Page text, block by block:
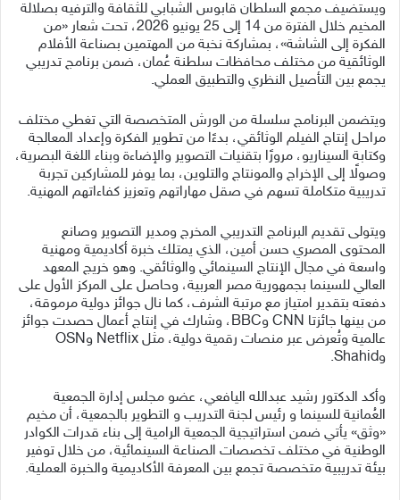
ويستضيف مجمع السلطان قابوس الشبابي للثقافة والترفيه بصلالة
المخيم خلال الفترة من 14 إلى 25 يونيو 2026، تحت شعار «من
الفكرة إلى الشاشة»، بمشاركة نخبة من المهتمين بصناعة الأفلام
الوثائقية من مختلف محافظات سلطنة عُمان، ضمن برنامج تدريبي
يجمع بين التأصيل النظري والتطبيق العملي.
ويتضمن البرنامج سلسلة من الورش المتخصصة التي تغطي مختلف
مراحل إنتاج الفيلم الوثائقي، بدءًا من تطوير الفكرة وإعداد المعالجة
وكتابة السيناريو، مرورًا بتقنيات التصوير والإضاءة وبناء اللغة البصرية،
وصولًا إلى الإخراج والمونتاج والتلوين، بما يوفر للمشاركين تجربة
تدريبية متكاملة تسهم في صقل مهاراتهم وتعزيز كفاءاتهم المهنية.
ويتولى تقديم البرنامج التدريبي المخرج ومدير التصوير وصانع
المحتوى المصري حسن أمين، الذي يمتلك خبرة أكاديمية ومهنية
واسعة في مجال الإنتاج السينمائي والوثائقي. وهو خريج المعهد
العالي للسينما بجمهورية مصر العربية، وحاصل على المركز الأول على
دفعته بتقدير امتياز مع مرتبة الشرف، كما نال جوائز دولية مرموقة،
من بينها جائزتا CNN وBBC، وشارك في إنتاج أعمال حصدت جوائز
عالمية وتُعرض عبر منصات رقمية دولية، مثل Netflix وOSN
وShahid.
وأكد الدكتور رشيد عبدالله اليافعي، عضو مجلس إدارة الجمعية
العُمانية للسينما و رئيس لجنة التدريب و التطوير بالجمعية، أن مخيم
«وثق» يأتي ضمن استراتيجية الجمعية الرامية إلى بناء قدرات الكوادر
الوطنية في مختلف تخصصات الصناعة السينمائية، من خلال توفير
بيئة تدريبية متخصصة تجمع بين المعرفة الأكاديمية والخبرة العملية.